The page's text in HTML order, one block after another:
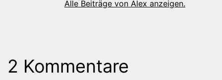
Alle Beiträge von Alex anzeigen.
2 Kommentare